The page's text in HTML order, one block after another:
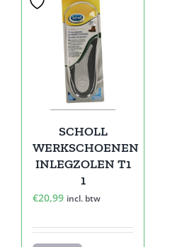
SCHOLL
WERKSCHOENEN
INLEGZOLEN T1
1
€20,99 incl. btw